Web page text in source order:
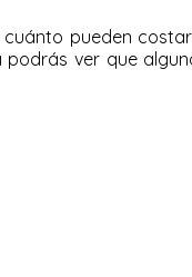
cuánto pueden
podrás ver que